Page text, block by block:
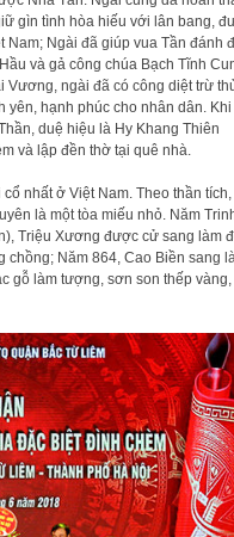
gìn tình hòa hiếu với lân bang,
Ngài đã giúp vua Tần đánh
và gả công chúa Bạch Tĩnh
ngài đã có công diệt trừ
hạnh phúc cho nhân dân. Khi
duệ hiệu là Hy Khang Thiên
và lập đền thờ tại quê nhà.
nhất ở Việt Nam. Theo thần tích,
là một tòa miếu nhỏ. Năm
Triệu Xương được cử sang làm
chồng; Năm 864, Cao Biền sang
gỗ làm tượng, sơn son thếp vàng,